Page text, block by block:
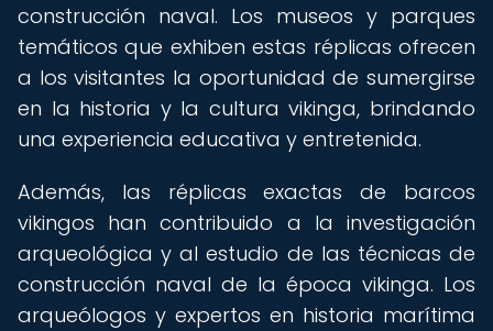
construcción naval. Los museos y parques
temáticos que exhiben estas réplicas ofrecen
a los visitantes la oportunidad de sumergirse
en la historia y la cultura vikinga, brindando
una experiencia educativa y entretenida.
Además, las réplicas exactas de barcos
vikingos han contribuido a la investigación
arqueológica y al estudio de las técnicas de
construcción naval de la época vikinga. Los
arqueólogos y expertos en historia marítima